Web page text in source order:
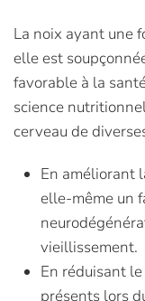
La noix ayant une
elle est
favorable à la
science
cerveau de
En améliorant
elle-même un
vieillissement.
En réduisant
présents lors